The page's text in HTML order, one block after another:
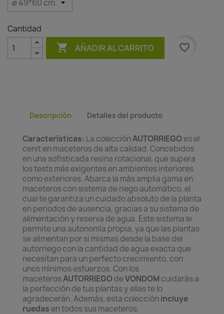
Cantidad
 AÑADIR AL CARRITO favorite_border
Descripción Detalles del producto
Características: La colecciónAUTORRIEGO es el
cenit en maceteros de alta calidad. Concebidos
en una sofisticada resina rotacional, que supera
los tests más exigentes en ambientes interiores
como exteriores. Abarca la más amplia gama en
maceteros con sistema de riego automático, el
cual te garantiza un cuidado absoluto de la planta
en periodos de ausencia, gracias a su sistema de
alimentación y reserva de agua. Este sistema le
permite una autonomía propia, ya que las plantas
se alimentan por si mismas desde la base del
autorriego con la cantidad de agua exacta que
necesitan para un perfecto crecimiento, con
unos mínimos esfuerzos. Con los
maceterosAUTORRIEGO deVONDOM cuidarás a
la perfección de tus plantas y ellas te lo
agradecerán. Además, esta colección incluye
ruedas en todos sus maceteros.